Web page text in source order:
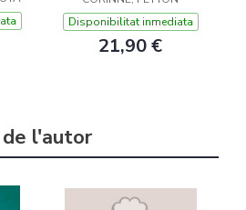
Disponibilitat inmediata
21,90 €
l'autor